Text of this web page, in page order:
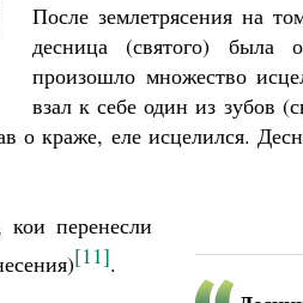
После землетрясения на
десница (святого)
произошло множество
взал к себе один из зубов
о краже, еле исцелился.
перенесли
[11].